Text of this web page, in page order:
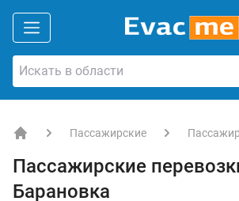
Пассажирские
Пассажирские
Барановка